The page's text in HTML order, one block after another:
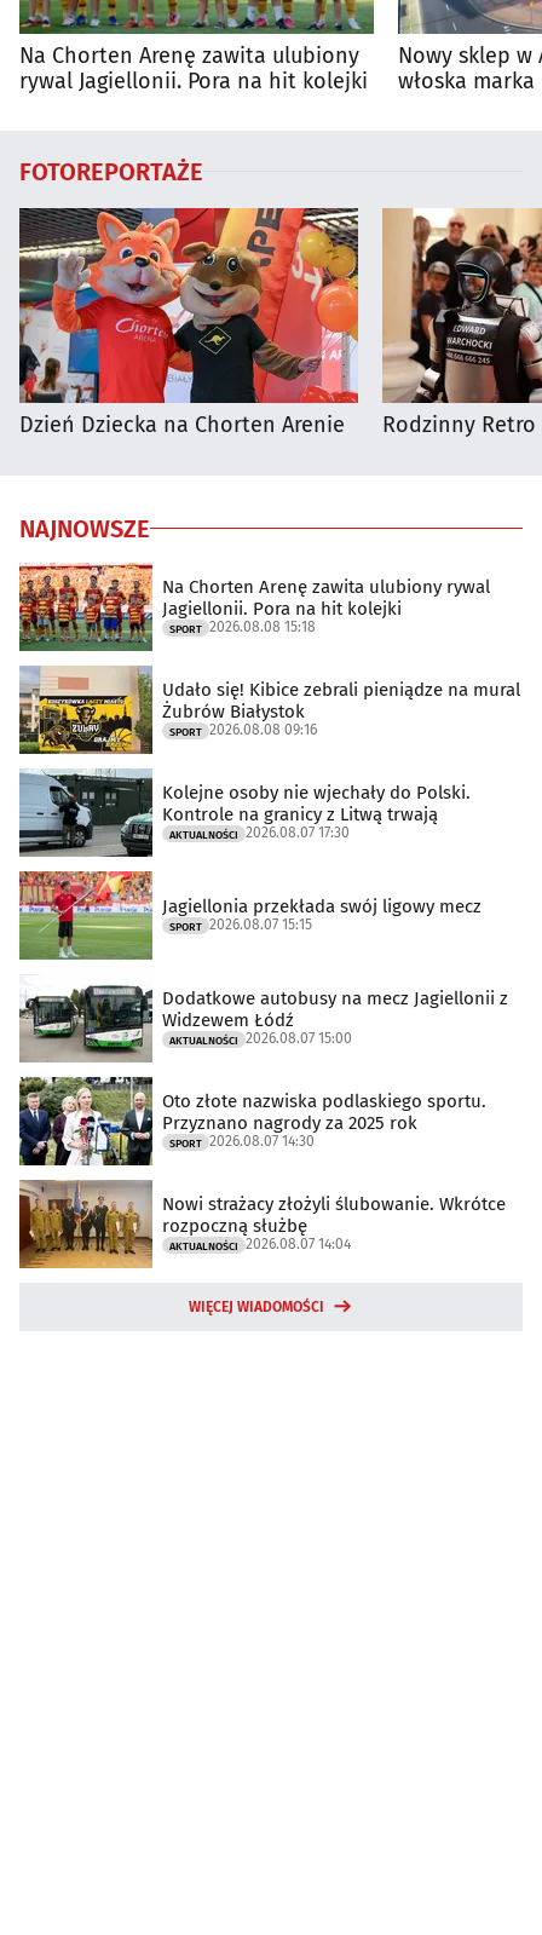
Na Chorten Arenę zawita ulubiony
rywal Jagiellonii. Pora na hit kolejki
Nowy sklep w
włoska
FOTOREPORTAŻE
Dzień Dziecka na Chorten Arenie Rodzinny Retro
NAJNOWSZE
Na Chorten Arenę zawita ulubiony rywal
Jagiellonii. Pora na hit kolejki
SPORT 2026.08.08 15:18
Udało się! Kibice zebrali pieniądze na mural
Żubrów Białystok
SPORT 2026.08.08 09:16
Kolejne osoby nie wjechały do Polski.
Kontrole na granicy z Litwą trwają
AKTUALNOŚCI 2026.08.07 17:30
Jagiellonia przekłada swój ligowy mecz
SPORT 2026.08.07 15:15
Dodatkowe autobusy na mecz Jagiellonii z
Widzewem Łódź
AKTUALNOŚCI 2026.08.07 15:00
Oto złote nazwiska podlaskiego sportu.
Przyznano nagrody za 2025 rok
SPORT 2026.08.07 14:30
Nowi strażacy złożyli ślubowanie. Wkrótce
rozpoczną służbę
AKTUALNOŚCI 2026.08.07 14:04
WIĘCEJ WIADOMOŚCI